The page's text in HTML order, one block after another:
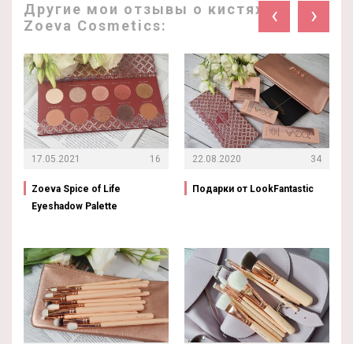
Другие мои отзывы о кистях
Zoeva Cosmetics:
‹ ›
17.05.2021 16
Zoeva Spice of Life
Eyeshadow Palette
22.08.2020 34
Подарки от LookFantastic